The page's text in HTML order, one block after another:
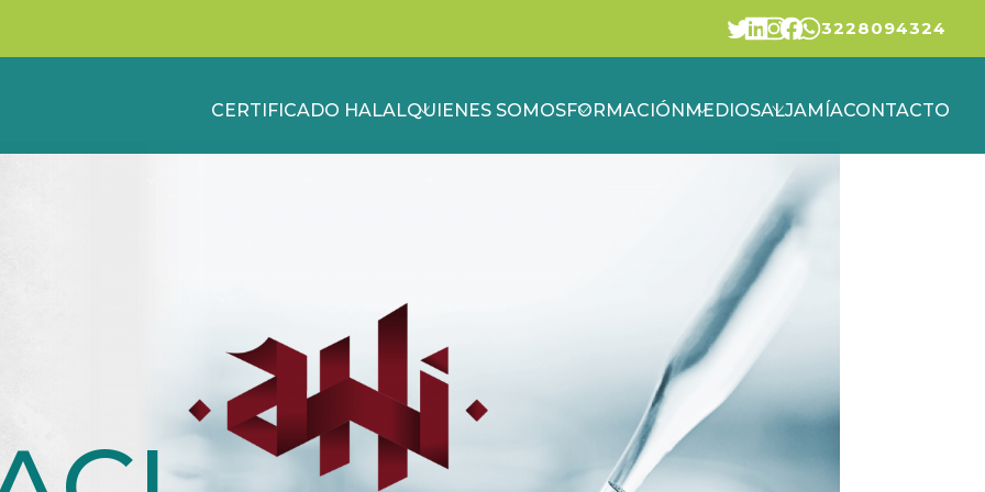
3228094324
CERTIFICADO HALALQUIENES SOMOSFORMACIÓN MEDIOSALJAMÍACONTACTO